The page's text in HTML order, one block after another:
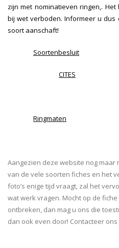
zijn met nominatieven ringen,.
bij wet verboden. Informeer u
soort aanschaft!
Soortenbesluit
CITES
Ringmaten
Aangezien deze website nog
van de vele soorten fiches en het
foto’s enige tijd vraagt, zal het
wat werk vragen. Mocht op de
ontbreken, dan mag u ons die
dan ook even door! Contacteer